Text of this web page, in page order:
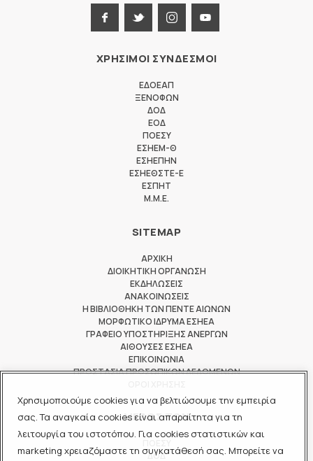
Χρησιμοποιούμε cookies για να βελτιώσουμε την εμπειρία
σας. Τα αναγκαία cookies είναι απαραίτητα για τη
λειτουργία του ιστοτόπου. Για cookies στατιστικών και
marketing χρειαζόμαστε τη συγκατάθεσή σας. Μπορείτε να
ΧΡΗΣΙΜΟΙ ΣΥΝΔΕΣΜΟΙ
ΕΔΟΕΑΠ
ΞΕΝΟΦΩΝ
ΔΟΔ
ΕΟΔ
ΠΟΕΣΥ
ΕΣΗΕΜ-Θ
ΕΣΗΕΠΗΝ
ΕΣΗΕΘΣΤΕ-Ε
ΕΣΠΗΤ
M.M.E.
SITEMAP
ΑΡΧΙΚΗ
ΔΙΟΙΚΗΤΙΚΗ ΟΡΓΑΝΩΣΗ
ΕΚΔΗΛΩΣΕΙΣ
ΑΝΑΚΟΙΝΩΣΕΙΣ
Η ΒΙΒΛΙΟΘΗΚΗ ΤΩΝ ΠΕΝΤΕ ΑΙΩΝΩΝ
ΜΟΡΦΩΤΙΚΟ ΙΔΡΥΜΑ ΕΣΗΕΑ
ΓΡΑΦΕΙΟ ΥΠΟΣΤΗΡΙΞΗΣ ΑΝΕΡΓΩΝ
ΑΙΘΟΥΣΕΣ ΕΣΗΕΑ
ΕΠΙΚΟΙΝΩΝΙΑ
ΠΡΟΣΤΑΣΙΑ ΠΡΟΣΩΠΙΚΩΝ ΔΕΔΟΜΕΝΩΝ
ΜΕΛΟΣ ΤΩΝ
ΔΟΔ